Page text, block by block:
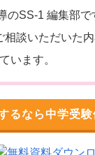
のSS-1 編集部
相談いただいた
います。
るなら中学受